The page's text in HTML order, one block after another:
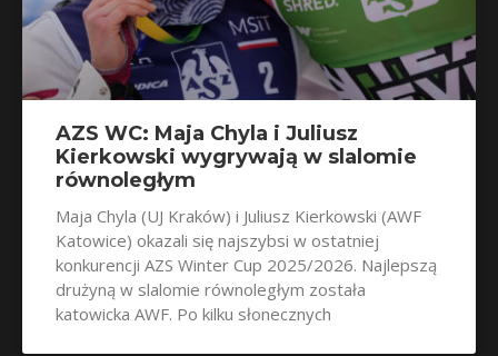
AZS WC: Maja Chyla i Juliusz
Kierkowski wygrywają w slalomie
równoległym
Maja Chyla (UJ Kraków) i Juliusz Kierkowski (AWF
Katowice) okazali się najszybsi w ostatniej
konkurencji AZS Winter Cup 2025/2026. Najlepszą
drużyną w slalomie równoległym została
katowicka AWF. Po kilku słonecznych